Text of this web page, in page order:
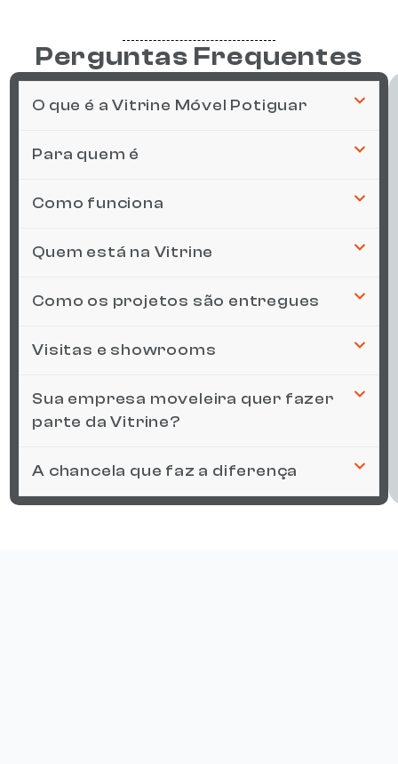
Perguntas Frequentes
O que é a Vitrine Móvel Potiguar
Para quem é
Como funciona
Quem está na Vitrine
Como os projetos são entregues
Visitas e showrooms
Sua empresa moveleira quer fazer
parte da Vitrine?
A chancela que faz a diferença